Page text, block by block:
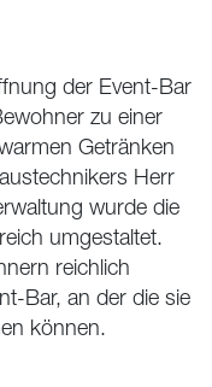
der Event-Bar
zu einer
Getränken
Herr
wurde die
umgestaltet.
reichlich
Bar, an der die sie
können.